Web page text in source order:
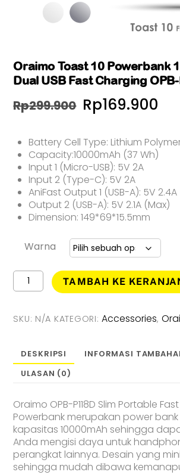
Oraimo Toast 10 Powerbank
Dual USB Fast Charging
Rp299.900 Harga
adalah:
Rp299.900.
Rp169.900
ini
Battery Cell Type: Lithium
Capacity:10000mAh (37 Wh)
Input 1 (Micro-USB): 5V 2A
Input 2 (Type-C): 5V 2A
AniFast Output 1 (USB-A): 5V
Output 2 (USB-A): 5V 2.1A (Max)
Dimension: 149*69*15.5mm
Warna
Kuantitas
Oraimo
10
Powerbank
mAH
Dual
USB
Charging
OPB-
P118D
TAMBAH KE
SKU: N/A KATEGORI:Accessories,
DESKRIPSI
INFORMASI
ULASAN (0)
Oraimo OPB-P118D Slim Portable
Powerbank merupakan power
kapasitas 10000mAh sehingga
Anda mengisi daya untuk
perangkat lainnya. Desain yang
sehingga mudah dibawa